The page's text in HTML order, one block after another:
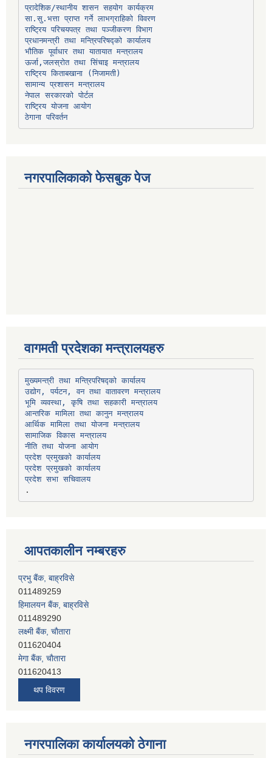
प्रादेशिक/स्थानीय शासन सहयोग कार्यक्रम
सा.सु.भत्ता प्राप्त गर्ने लाभग्राहिको विवरण
राष्ट्रिय परिचयपत्र तथा पञ्‍जीकरण विभाग
प्रधानमन्त्री तथा मन्त्रिपरिषद्को कार्यालय
भौतिक पूर्वाधार तथा यातायात मन्त्रालय
ऊर्जा,जलस्रोत तथा सिंचाइ मन्त्रालय
सामान्य प्रशासन मन्त्रालय
नेपाल सरकारको पोर्टल
राष्ट्रिय योजना आयोग
ठेगाना परिवर्तन
नगरपालिकाको फेसबुक पेज
वागमती प्रदेशका मन्त्रालयहरु
मुख्यमन्त्री तथा मन्त्रिपरिषद्को कार्यालय
उद्योग, पर्यटन, वन तथा वातावरण मन्त्रालय
भूमि व्यवस्था, कृषि तथा सहकारी मन्त्रालय
आन्तरिक मामिला तथा कानुन मन्त्रालय
आर्थिक मामिला तथा योजना मन्त्रालय
सामाजिक विकास मन्त्रालय
नीति तथा योजना आयोग
प्रदेश प्रमुखको कार्यालय
प्रदेश प्रमुखको कार्यालय
प्रदेश सभा सचिवालय
आपतकालीन नम्बरहरु
प्रभु बैंक, बाह्रविसे
011489259
हिमालयन बैंक, बाह्रविसे
011489290
लक्ष्मी बैंक, चाैतारा
011620404
मेगा बैंक, चाैतारा
011620413
जनता बैंक, चाैतारा
देव विकास बैंक, जलविरे
011403051
थप विवरण
नगरपालिका कार्यालयको ठेगाना